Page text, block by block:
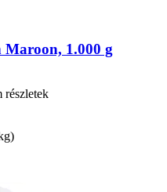
Maroon, 1.000 g
részletek